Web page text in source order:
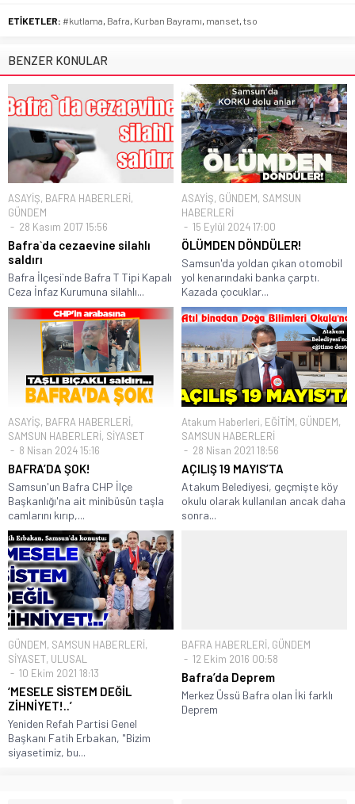
ETİKETLER: #kutlama, Bafra, Kurban Bayramı, manset, tso
BENZER KONULAR
ASAYİŞ, BAFRA HABERLERİ,
GÜNDEM
28 Kasım 2017 15:56
Bafra`da cezaevine silahlı
saldırı
Bafra İlçesi`nde Bafra T Tipi Kapalı
Ceza İnfaz Kurumuna silahlı...
ASAYİŞ, GÜNDEM, SAMSUN
HABERLERİ
15 Eylül 2024 17:00
ÖLÜMDEN DÖNDÜLER!
Samsun'da yoldan çıkan otomobil
yol kenarındaki banka çarptı.
Kazada çocuklar...
ASAYİŞ, BAFRA HABERLERİ,
SAMSUN HABERLERİ, SİYASET
8 Nisan 2024 15:16
BAFRA’DA ŞOK!
Samsun'un Bafra CHP İlçe
Başkanlığı'na ait minibüsün taşla
camlarını kırıp,...
Atakum Haberleri, EĞİTİM, GÜNDEM,
SAMSUN HABERLERİ
28 Nisan 2021 18:56
AÇILIŞ 19 MAYIS’TA
Atakum Belediyesi, geçmişte köy
okulu olarak kullanılan ancak daha
sonra...
GÜNDEM, SAMSUN HABERLERİ,
SİYASET, ULUSAL
10 Ekim 2021 18:13
‘MESELE SİSTEM DEĞİL
ZİHNİYET!..’
Yeniden Refah Partisi Genel
Başkanı Fatih Erbakan, "Bizim
siyasetimiz, bu...
BAFRA HABERLERİ, GÜNDEM
12 Ekim 2016 00:58
Bafra’da Deprem
Merkez Üssü Bafra olan İki farklı
Deprem